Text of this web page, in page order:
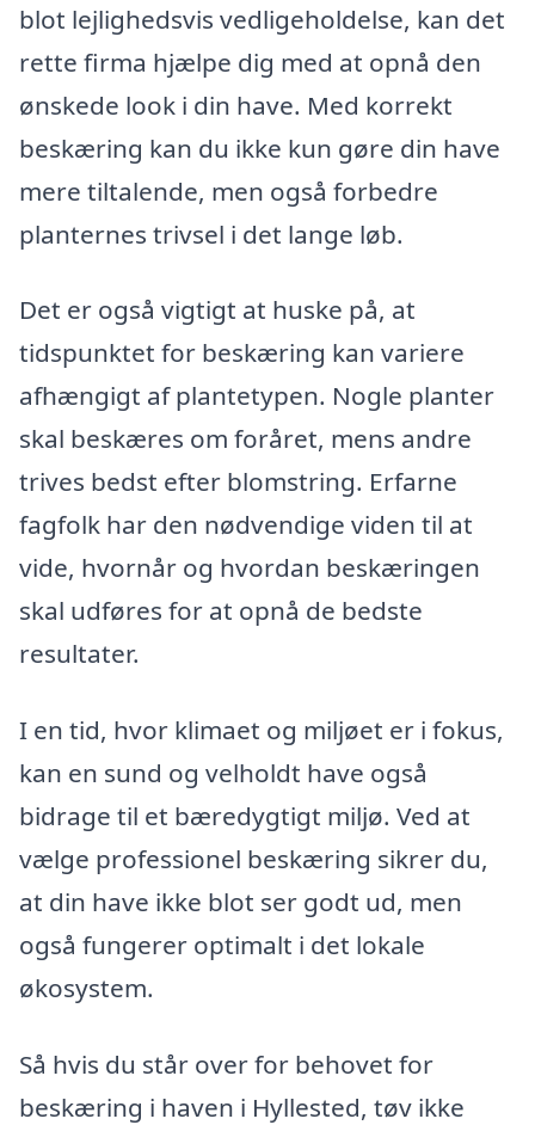
blot lejlighedsvis vedligeholdelse, kan det
rette firma hjælpe dig med at opnå den
ønskede look i din have. Med korrekt
beskæring kan du ikke kun gøre din have
mere tiltalende, men også forbedre
planternes trivsel i det lange løb.
Det er også vigtigt at huske på, at
tidspunktet for beskæring kan variere
afhængigt af plantetypen. Nogle planter
skal beskæres om foråret, mens andre
trives bedst efter blomstring. Erfarne
fagfolk har den nødvendige viden til at
vide, hvornår og hvordan beskæringen
skal udføres for at opnå de bedste
resultater.
I en tid, hvor klimaet og miljøet er i fokus,
kan en sund og velholdt have også
bidrage til et bæredygtigt miljø. Ved at
vælge professionel beskæring sikrer du,
at din have ikke blot ser godt ud, men
også fungerer optimalt i det lokale
økosystem.
Så hvis du står over for behovet for
beskæring i haven i Hyllested, tøv ikke